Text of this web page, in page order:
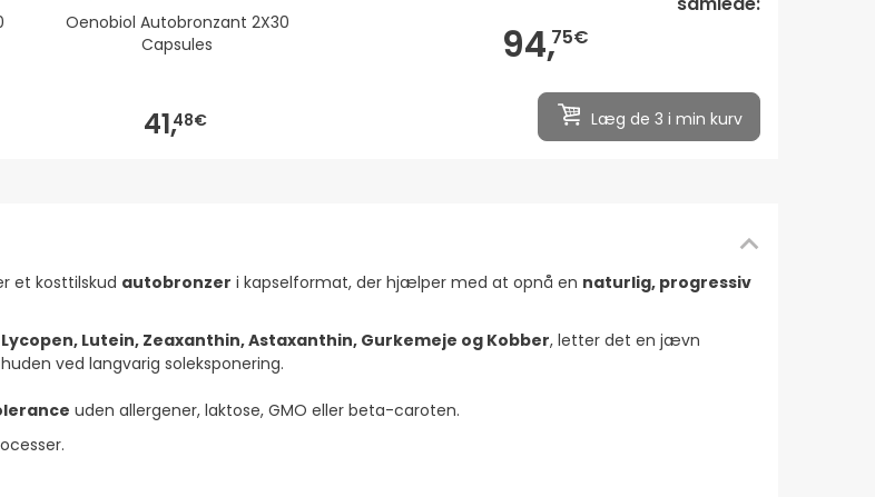
Oenobiol Autobronzant 2X30
Capsules
41,48€
94,75€
Læg de 3 i min kurv
et kosttilskud autobronzer i kapselformat, der hjælper med at opnå en naturlig, progressiv
Lycopen, Lutein, Zeaxanthin, Astaxanthin, Gurkemeje og Kobber, letter det en jævn
ved langvarig soleksponering.
uden allergener, laktose, GMO eller beta-caroten.